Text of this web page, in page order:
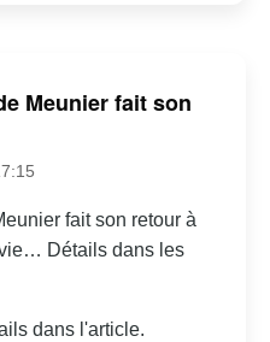
Meunier fait son
fait son retour à
Détails dans les
dans l'article.